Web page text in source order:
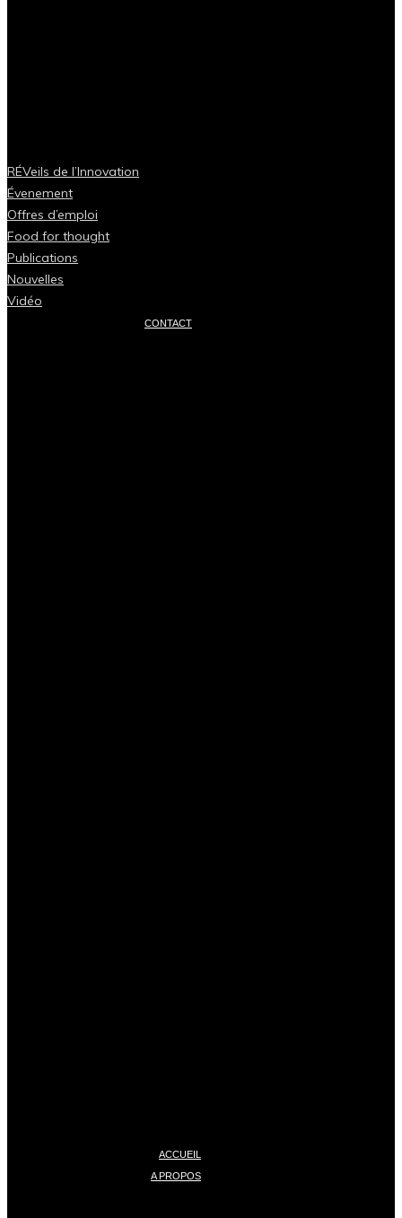
RÉVeils de l’Innovation
Évenement
Offres d’emploi
Food for thought
Publications
Nouvelles
Vidéo
CONTACT
ACCUEIL
A PROPOS